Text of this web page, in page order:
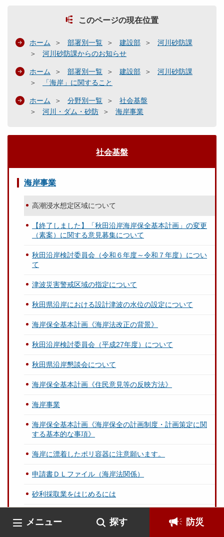
メニュー 探す 防災
このページの現在位置
ホーム 部署別一覧 建設部
河川砂防課
河川砂防課からのお知らせ
ホーム 部署別一覧 建設部
河川砂防課
「海岸」に関すること
ホーム 分野別一覧
社会基盤
河川・ダム・砂防
海岸事業
社会基盤
海岸事業
高潮浸水想定区域について
【終了しました】「秋田沿岸海岸保全基本計画」の変更
（素案）に関する意見募集について
秋田沿岸検討委員会（令和６年度～令和７年度）につい
て
津波災害警戒区域の指定について
秋田県沿岸における設計津波の水位の設定について
海岸保全基本計画《海岸法改正の背景》
秋田沿岸検討委員会（平成27年度）について
秋田県沿岸懇談会について
海岸保全基本計画《住民意見等の反映方法》
海岸事業
海岸保全基本計画《海岸保全の計画制度・計画策定に関
する基本的な事項》
海岸に漂着したポリ容器に注意願います。
申請書ＤＬファイル（海岸法関係）
砂利採取業をはじめるには